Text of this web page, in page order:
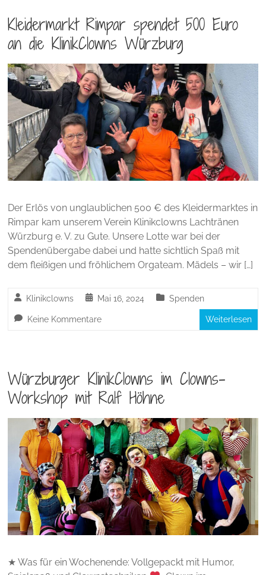
Kleidermarkt Rimpar spendet 500 Euro
an die KlinikClowns Würzburg
Der Erlös von unglaublichen 500 € des Kleidermarktes in
Rimpar kam unserem Verein Klinikclowns Lachtränen
Würzburg e. V. zu Gute. Unsere Lotte war bei der
Spendenübergabe dabei und hatte sichtlich Spaß mit
dem fleißigen und fröhlichem Orgateam. Mädels – wir […]
Klinikclowns Mai 16, 2024 Spenden
Keine Kommentare Weiterlesen
Würzburger KlinikClowns im Clowns-
Workshop mit Ralf Höhne
★ Was für ein Wochenende: Vollgepackt mit Humor,